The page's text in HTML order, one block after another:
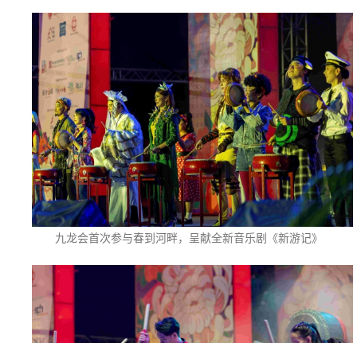
九龙会首次参与春到河畔，呈献全新音乐剧《新游记》